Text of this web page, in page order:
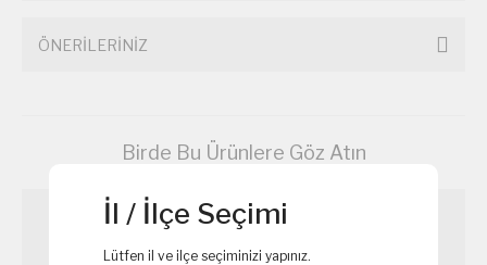
ÖNERİLERİNİZ
Birde Bu Ürünlere Göz Atın
İl / İlçe Seçimi
Lütfen il ve ilçe seçiminizi yapınız.